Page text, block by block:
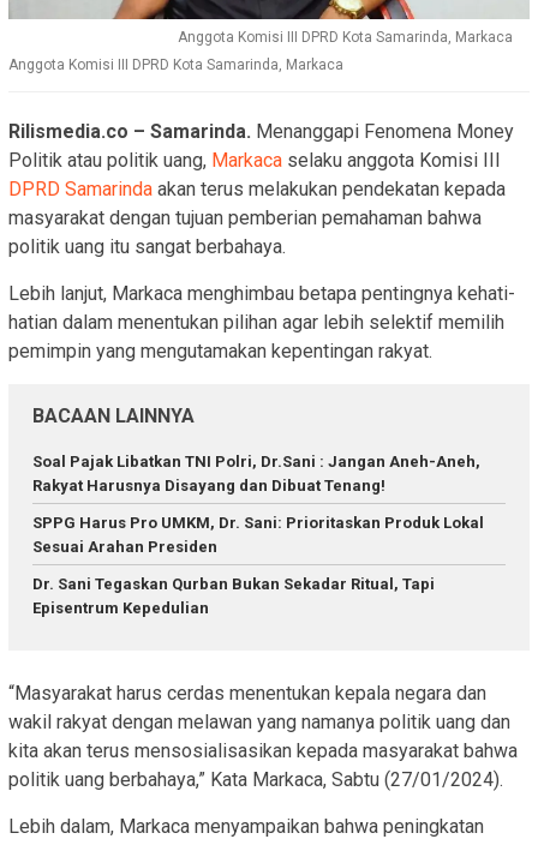
Anggota Komisi III DPRD Kota Samarinda, Markaca
Anggota Komisi III DPRD Kota Samarinda, Markaca
Rilismedia.co – Samarinda. Menanggapi Fenomena Money
Politik atau politik uang, Markaca selaku anggota Komisi III
DPRD Samarinda akan terus melakukan pendekatan kepada
masyarakat dengan tujuan pemberian pemahaman bahwa
politik uang itu sangat berbahaya.
Lebih lanjut, Markaca menghimbau betapa pentingnya kehati-
hatian dalam menentukan pilihan agar lebih selektif memilih
pemimpin yang mengutamakan kepentingan rakyat.
BACAAN LAINNYA
Soal Pajak Libatkan TNI Polri, Dr.Sani : Jangan Aneh-Aneh,
Rakyat Harusnya Disayang dan Dibuat Tenang!
SPPG Harus Pro UMKM, Dr. Sani: Prioritaskan Produk Lokal
Sesuai Arahan Presiden
Dr. Sani Tegaskan Qurban Bukan Sekadar Ritual, Tapi
Episentrum Kepedulian
“Masyarakat harus cerdas menentukan kepala negara dan
wakil rakyat dengan melawan yang namanya politik uang dan
kita akan terus mensosialisasikan kepada masyarakat bahwa
politik uang berbahaya,” Kata Markaca, Sabtu (27/01/2024).
Lebih dalam, Markaca menyampaikan bahwa peningkatan